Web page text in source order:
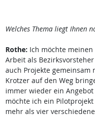
Welches Thema liegt Ihnen
Rothe: Ich möchte
Arbeit als
auch Projekte
Krotzer auf den Weg
immer wieder ein
möchte ich ein
mehr als vier